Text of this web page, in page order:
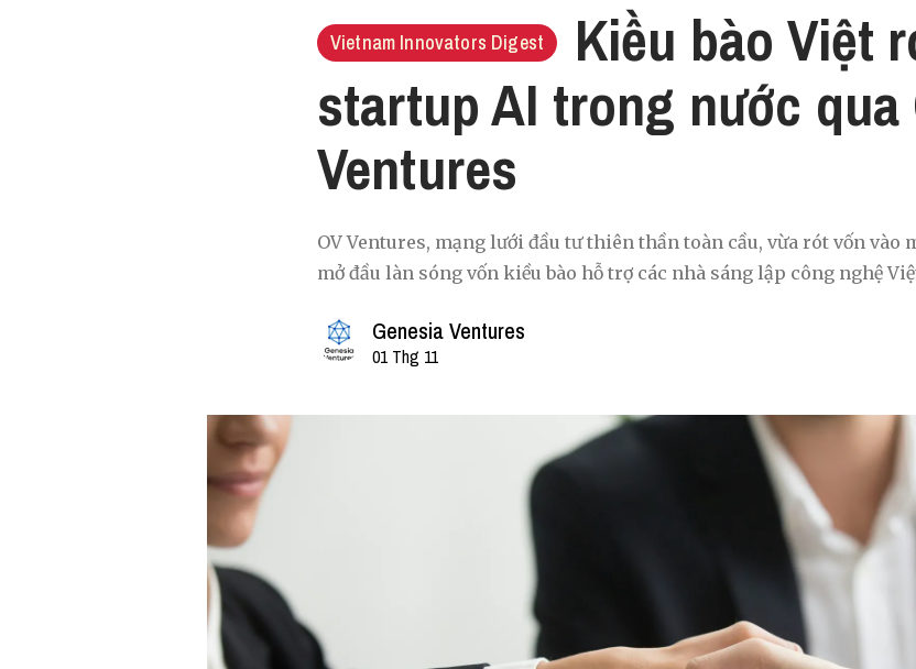
Vietnam Innovators Digest
Kiều bào Việt
startup AI trong nước qua
Ventures
OV Ventures, mạng lưới đầu tư thiên thần toàn cầu, vừa rót vốn vào
mở đầu làn sóng vốn kiều bào hỗ trợ các nhà sáng lập công nghệ
Genesia Ventures
01 Thg 11